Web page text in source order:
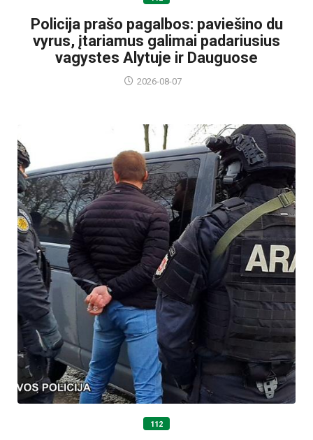
Policija prašo pagalbos: paviešino du
vyrus, įtariamus galimai padariusius
vagystes Alytuje ir Dauguose
2026-08-07
112